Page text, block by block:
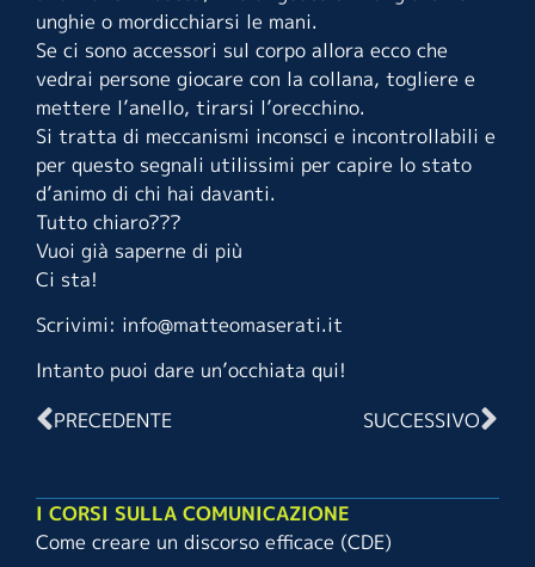
unghie o mordicchiarsi le mani.
Se ci sono accessori sul corpo allora ecco che
vedrai persone giocare con la collana, togliere e
mettere l’anello, tirarsi l’orecchino.
Si tratta di meccanismi inconsci e incontrollabili e
per questo segnali utilissimi per capire lo stato
d’animo di chi hai davanti.
Tutto chiaro???
Vuoi già saperne di più
Ci sta!
Scrivimi: info@matteomaserati.it
Intanto puoi dare un’occhiata qui!
PRECEDENTE
SUCCESSIVO
I CORSI SULLA COMUNICAZIONE
Come creare un discorso efficace (CDE)